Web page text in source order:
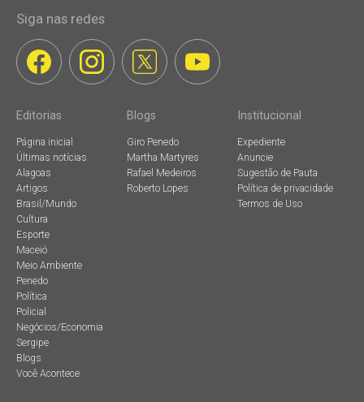
Siga nas redes
Editorias
Página inicial
Últimas notícias
Alagoas
Artigos
Brasil/Mundo
Cultura
Esporte
Maceió
Meio Ambiente
Penedo
Política
Policial
Negócios/Economia
Sergipe
Blogs
Você Acontece
Blogs
Giro Penedo
Martha Martyres
Rafael Medeiros
Roberto Lopes
Institucional
Expediente
Anuncie
Sugestão de Pauta
Política de privacidade
Termos de Uso